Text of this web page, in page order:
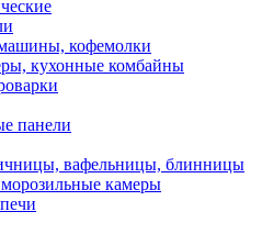
кофемолки
кухонные комбайны
панели
вафельницы, блинницы
камеры